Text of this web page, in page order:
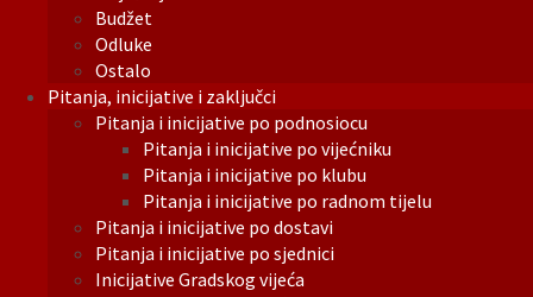
Budžet
Odluke
Ostalo
Pitanja, inicijative i zaključci
Pitanja i inicijative po podnosiocu
Pitanja i inicijative po vijećniku
Pitanja i inicijative po klubu
Pitanja i inicijative po radnom tijelu
Pitanja i inicijative po dostavi
Pitanja i inicijative po sjednici
Inicijative Gradskog vijeća